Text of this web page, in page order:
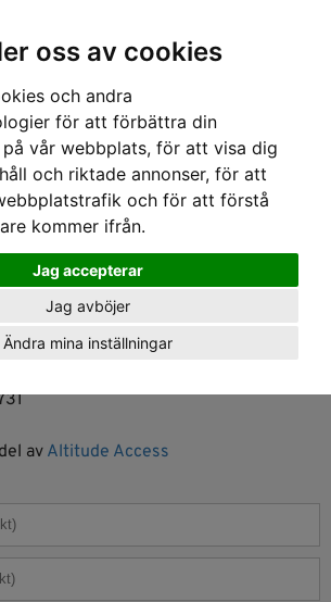
oss av cookies
och andra
för att förbättra din
vår webbplats, för att visa dig
och riktade annonser, för att
och för att förstå
kommer ifrån.
Jag accepterar
Jag avböjer
Ändra mina inställningar
med oss genom att fylla i och
du kan självklart även ringa eller
Stånggatan 36, 58273 Linköping
44 44
av Altitude Access